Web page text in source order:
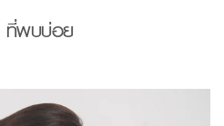
ที่พบบ่อย